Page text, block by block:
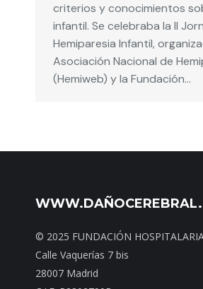
criterios y conocimientos
infantil. Se celebraba la II
Hemiparesia Infantil,
Asociación Nacional de
(Hemiweb) y la Fundación…
© 2025 FUNDACIÓN
Calle Vaquerías 7 bis
28007 Madrid